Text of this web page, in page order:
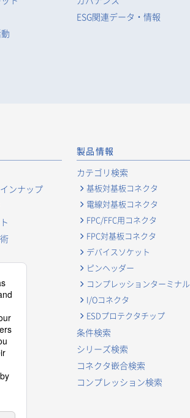
ESG関連データ・情報
ンナップ
ド
製品情報
カテゴリ検索
基板対基板コネクタ
電線対基板コネクタ
FPC/FFC用コネクタ
FPC対基板コネクタ
デバイスソケット
ピンヘッダー
コンプレッションターミナル
I/Oコネクタ
ESDプロテクタチップ
条件検索
シリーズ検索
コネクタ嵌合検索
コンプレッション検索